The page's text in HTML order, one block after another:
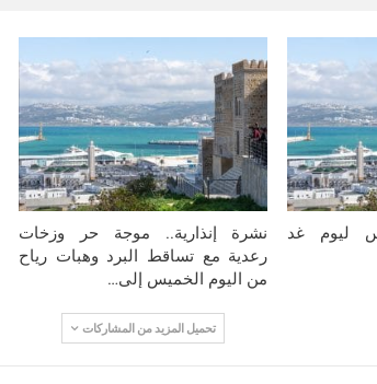
ليوم غد
نشرة إنذارية.. موجة حر وزخات
رعدية مع تساقط البرد وهبات رياح
من اليوم الخميس إلى…
تحميل المزيد من المشاركات